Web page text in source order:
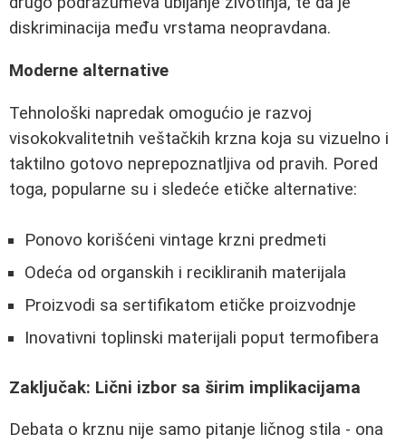
diskriminacija među vrstama neopravdana.
Moderne alternative
Tehnološki napredak omogućio je razvoj
visokokvalitetnih veštačkih krzna koja su vizuelno i
taktilno gotovo neprepoznatljiva od pravih. Pored
toga, popularne su i sledeće etičke alternative:
Ponovo korišćeni vintage krzni predmeti
Odeća od organskih i recikliranih materijala
Proizvodi sa sertifikatom etičke proizvodnje
Inovativni toplinski materijali poput termofibera
Zaključak: Lični izbor sa širim implikacijama
Debata o krznu nije samo pitanje ličnog stila - ona